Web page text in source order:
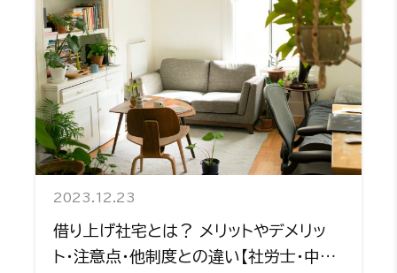
2023.12.23
借り上げ社宅とは？ メリットやデメリッ
ト・注意点・他制度との違い【社労士・中小